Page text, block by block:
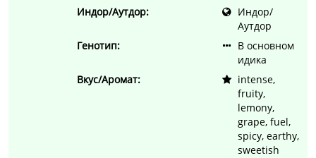
Индор/Аутдор:
Индор/
Аутдор
Генотип:
В основном
идика
Вкус/Аромат:
intense,
fruity,
lemony,
grape, fuel,
spicy, earthy,
sweetish